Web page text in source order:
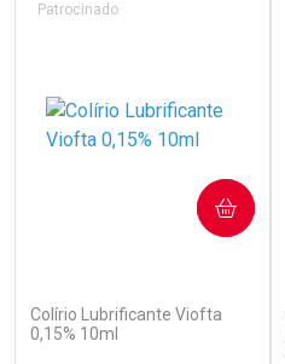
Colírio Lubrificante Viofta
0,15% 10ml
Patrocinado
COMPRAR